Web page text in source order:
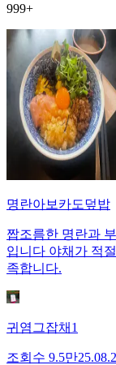
999+
명란아보카도덮밥
짭조름한 명란과
입니다 야채가 적
족합니다.
귀염그잡채1
조회수 9.5만